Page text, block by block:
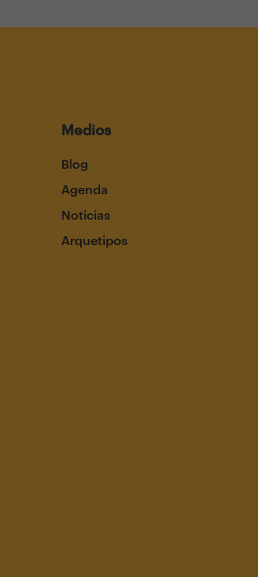
Medios
Blog
Agenda
Noticias
Arquetipos